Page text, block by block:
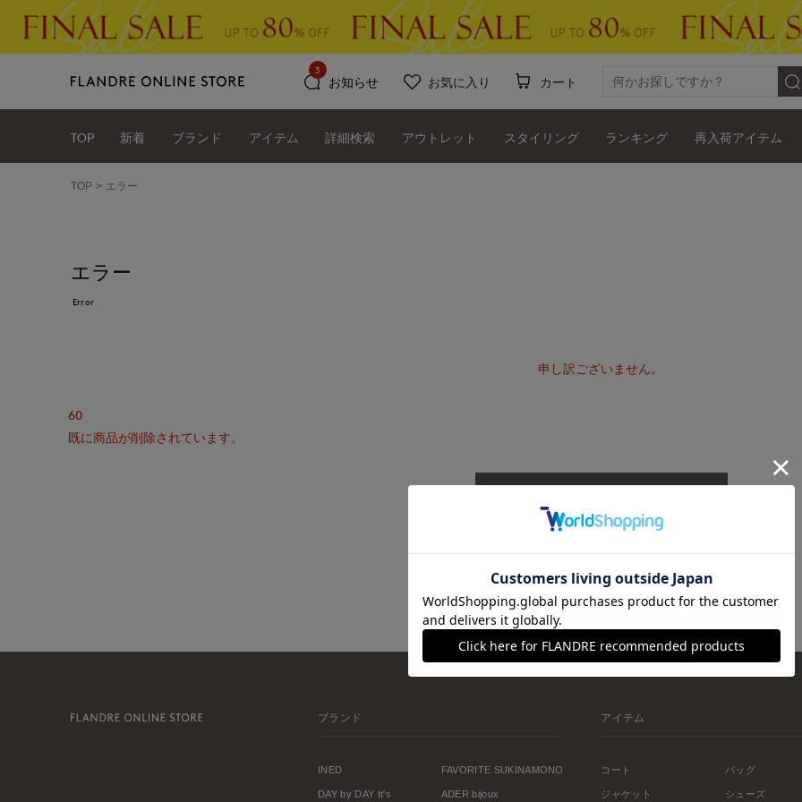
お知らせ
3
お気に入り カート
TOP 新着 ブランド アイテム 詳細検索 アウトレット スタイリング ランキング 再入荷アイテム
TOP エラー
エラー
Error
申し訳ございません。
60
既に商品が削除されています。
ブランド
INED
DAY by DAY It's
FAVORITE SUKINAMONO
ADER.bijoux
アイテム
コート
ジャケット
バッグ
シューズ